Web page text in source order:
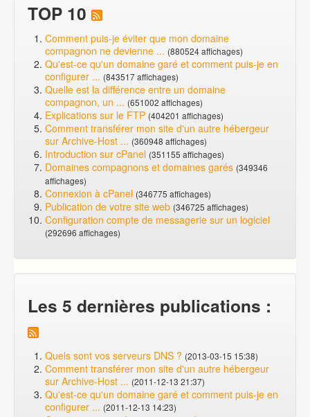
TOP 10
Comment puis-je éviter que mon domaine
compagnon ne devienne ... (880524 affichages)
Qu'est-ce qu'un domaine garé et comment puis-je en
configurer ... (843517 affichages)
Quelle est la différence entre un domaine
compagnon, un ... (651002 affichages)
Explications sur le FTP (404201 affichages)
Comment transférer mon site d'un autre hébergeur
sur Archive-Host ... (360948 affichages)
Introduction sur cPanel (351155 affichages)
Domaines compagnons et domaines garés (349346
affichages)
Connexion à cPanel (346775 affichages)
Publication de votre site web (346725 affichages)
Configuration compte de messagerie sur un logiciel
(292696 affichages)
Les 5 dernières publications :
Quels sont vos serveurs DNS ? (2013-03-15 15:38)
Comment transférer mon site d'un autre hébergeur
sur Archive-Host ... (2011-12-13 21:37)
Qu'est-ce qu'un domaine garé et comment puis-je en
configurer ... (2011-12-13 14:23)